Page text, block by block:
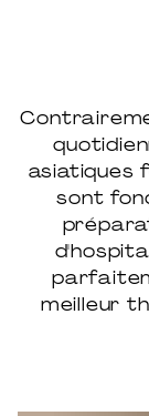
asiatiques
sont
meilleur